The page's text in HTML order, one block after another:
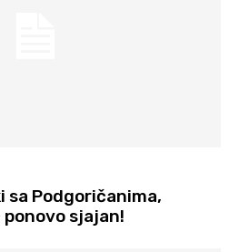
sa Podgoričanima,
sjajan!